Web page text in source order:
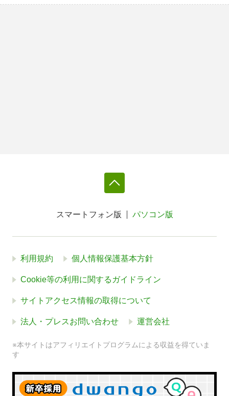
スマートフォン版 パソコン版
利用規約 個人情報保護基本方針
Cookie等の利用に関するガイドライン
サイトアクセス情報の取得について
法人・プレスお問い合わせ 運営会社
※本サイトはアフィリエイトプログラムによる収益を得ていま
す